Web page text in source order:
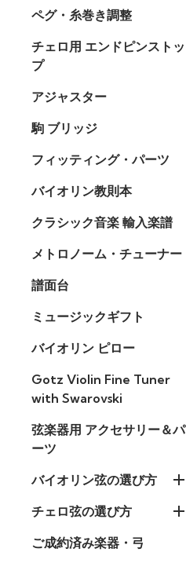
ペグ・糸巻き調整
チェロ用 エンドピンストッ
プ
アジャスター
駒 ブリッジ
フィッティング・パーツ
バイオリン教則本
クラシック音楽 輸入楽譜
メトロノーム・チューナー
譜面台
ミュージックギフト
バイオリン ピロー
Gotz Violin Fine Tuner
with Swarovski
弦楽器用 アクセサリー＆パ
ーツ
バイオリン弦の選び方
チェロ弦の選び方
ご成約済み楽器・弓